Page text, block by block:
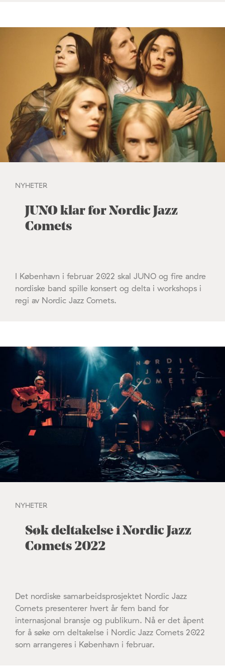
NYHETER
JUNO klar for Nordic Jazz
Comets
I København i februar 2022 skal JUNO og fire andre
nordiske band spille konsert og delta i workshops i
regi av Nordic Jazz Comets.
NYHETER
Søk deltakelse i Nordic Jazz
Comets 2022
Det nordiske samarbeidsprosjektet Nordic Jazz
Comets presenterer hvert år fem band for
internasjonal bransje og publikum. Nå er det åpent
for å søke om deltakelse i Nordic Jazz Comets 2022
som arrangeres i København i februar.